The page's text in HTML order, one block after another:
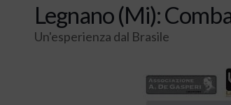
Legnano (Mi):
Un'esperienza dal Brasile